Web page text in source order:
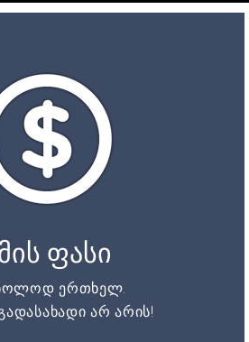
ფასი
ერთხელ.
არ არის!